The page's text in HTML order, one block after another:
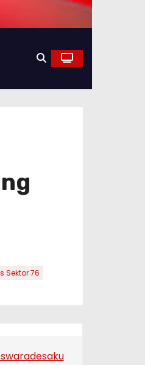
Sektor 76